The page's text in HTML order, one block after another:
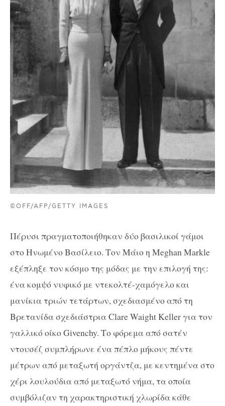
©OFF/AFP/GETTY IMAGES
Πέρυσι πραγματοποιήθηκαν δύο βασιλικοί γάμοι
στο Ηνωμένο Βασίλειο. Τον Μάιο η Meghan Markle
εξέπληξε τον κόσμο της μόδας με την επιλογή της:
ένα κομψό νυφικό με ντεκολτέ-χαμόγελο και
μανίκια τριών τετάρτων, σχεδιασμένο από τη
Βρετανίδα σχεδιάστρια Clare Waight Keller για τον
γαλλικό οίκο Givenchy. Το φόρεμα από σατέν
ντουσέζ συμπλήρωνε ένα πέπλο μήκους πέντε
μέτρων από μεταξωτή οργάντζα, με κεντημένα στο
χέρι λουλούδια από μεταξωτό νήμα, τα οποία
συμβόλιζαν τη χαρακτηριστική χλωρίδα κάθε